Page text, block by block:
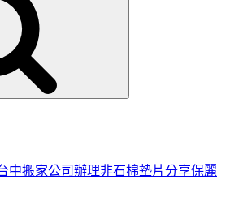
中搬家公司辦理非石棉墊片分享保麗